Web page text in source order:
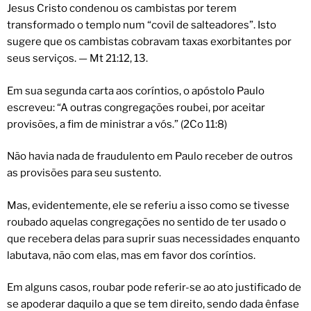
Jesus Cristo condenou os cambistas por terem
transformado o templo num “covil de salteadores”. Isto
sugere que os cambistas cobravam taxas exorbitantes por
seus serviços. — Mt 21:12, 13.
Em sua segunda carta aos coríntios, o apóstolo Paulo
escreveu: “A outras congregações roubei, por aceitar
provisões, a fim de ministrar a vós.” (2Co 11:8)
Não havia nada de fraudulento em Paulo receber de outros
as provisões para seu sustento.
Mas, evidentemente, ele se referiu a isso como se tivesse
roubado aquelas congregações no sentido de ter usado o
que recebera delas para suprir suas necessidades enquanto
labutava, não com elas, mas em favor dos coríntios.
Em alguns casos, roubar pode referir-se ao ato justificado de
se apoderar daquilo a que se tem direito, sendo dada ênfase